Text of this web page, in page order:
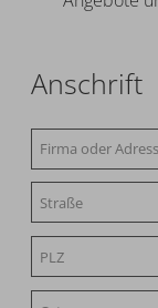
Anschrift